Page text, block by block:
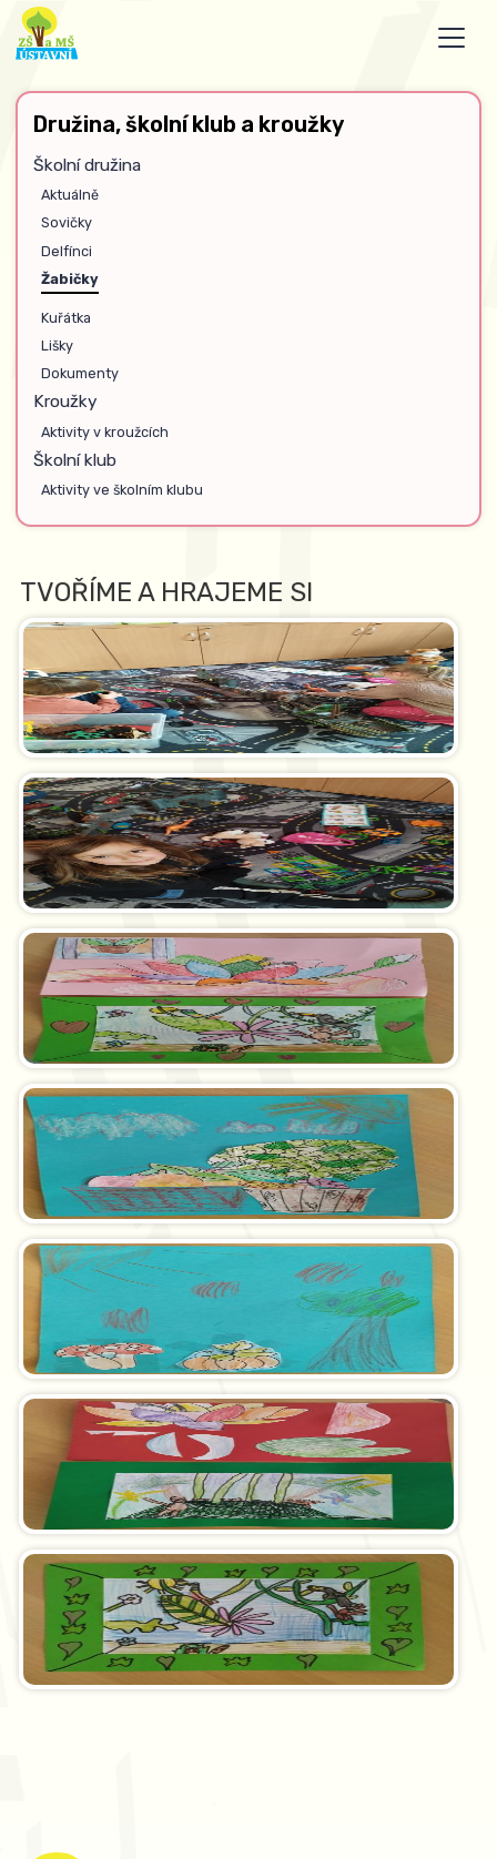
Družina, školní klub a kroužky
Školní družina
Aktuálně
Sovičky
Delfínci
Žabičky
Kuřátka
Lišky
Dokumenty
Kroužky
Aktivity v kroužcích
Školní klub
Aktivity ve školním klubu
TVOŘÍME A HRAJEME SI